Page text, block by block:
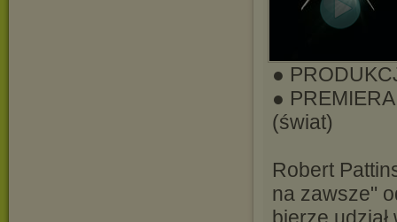
●
●
(świat)
Robert
na zawsze"
bierze